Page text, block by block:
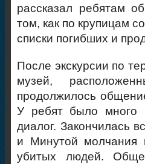
рассказал ребятам
том, как по крупицам
списки погибших и
После экскурсии по
музей,
продолжилось
У ребят было много
диалог. Закончилась
и Минутой молчания
убитых людей.